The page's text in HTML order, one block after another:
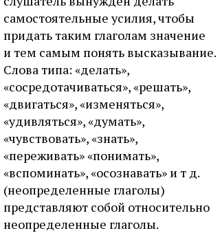
самостоятельные усилия, чтобы
придать таким глаголам значение
и тем самым понять высказывание.
Слова типа: «делать»,
«сосредотачиваться», «решать»,
«двигаться», «изменяться»,
«удивляться», «думать»,
«чувствовать», «знать»,
«переживать» «понимать»,
«вспоминать», «осознавать» и т д.
(неопределенные глаголы)
представляют собой относительно
неопределенные глаголы.